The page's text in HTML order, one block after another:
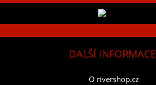
DALŠÍ INFORMACE
O rivershop.cz